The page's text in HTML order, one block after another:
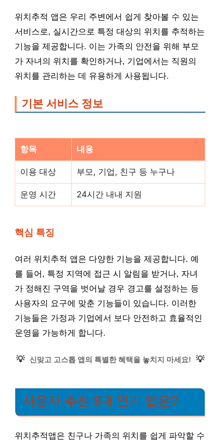
위치추적 앱은 우리 주변에서 쉽게 찾아볼 수 있는
서비스로, 실시간으로 특정 대상의 위치를 추적하는
기능을 제공합니다. 이는 가족의 안전을 위해 부모
가 자녀의 위치를 확인하거나, 기업에서는 직원의
위치를 관리하는 데 유용하게 사용됩니다.
기본 서비스 정보
항목 내용
이용 대상 부모, 기업, 친구 등 누구나
운영 시간 24시간 내내 지원
핵심 특징
여러 위치추적 앱은 다양한 기능을 제공합니다. 예
를 들어, 특정 지역에 접근 시 알림을 받거나, 자녀
가 정해진 구역을 벗어날 경우 경고를 설정하는 등
사용자의 요구에 맞춘 기능들이 있습니다. 이러한
기능들은 가정과 기업에서 보다 안전하고 효율적인
운영을 가능하게 합니다.
💡 신맞고 고스톱 앱의 특별한 혜택을 놓치지 마세요! 💡
사용자 추천 3대 인기 앱은?
위치추적앱은 친구나 가족의 위치를 쉽게 파악할 수